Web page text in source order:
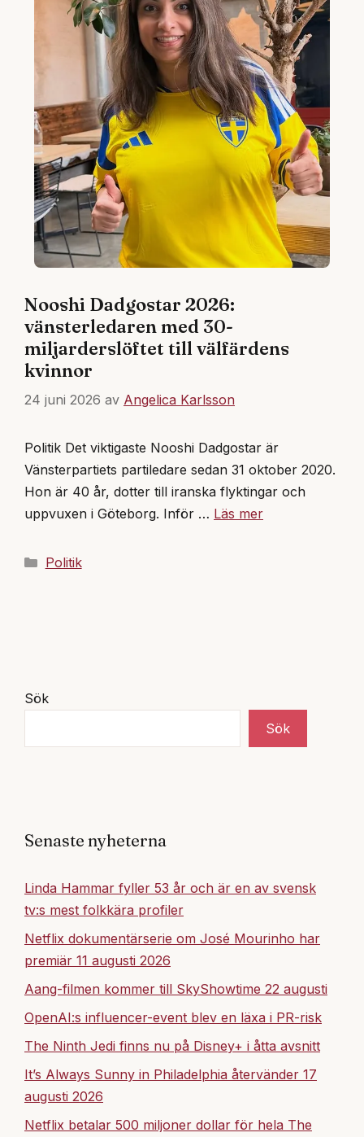
Nooshi Dadgostar 2026:
vänsterledaren med 30-
miljarderslöftet till välfärdens
kvinnor
24 juni 2026 av Angelica Karlsson
Politik Det viktigaste Nooshi Dadgostar är
Vänsterpartiets partiledare sedan 31 oktober 2020.
Hon är 40 år, dotter till iranska flyktingar och
uppvuxen i Göteborg. Inför … Läs mer
Kategorier
Politik
Sök
Sök
Senaste nyheterna
Linda Hammar fyller 53 år och är en av svensk
tv:s mest folkkära profiler
Netflix dokumentärserie om José Mourinho har
premiär 11 augusti 2026
Aang-filmen kommer till SkyShowtime 22 augusti
OpenAI:s influencer-event blev en läxa i PR-risk
The Ninth Jedi finns nu på Disney+ i åtta avsnitt
It’s Always Sunny in Philadelphia återvänder 17
augusti 2026
Netflix betalar 500 miljoner dollar för hela The